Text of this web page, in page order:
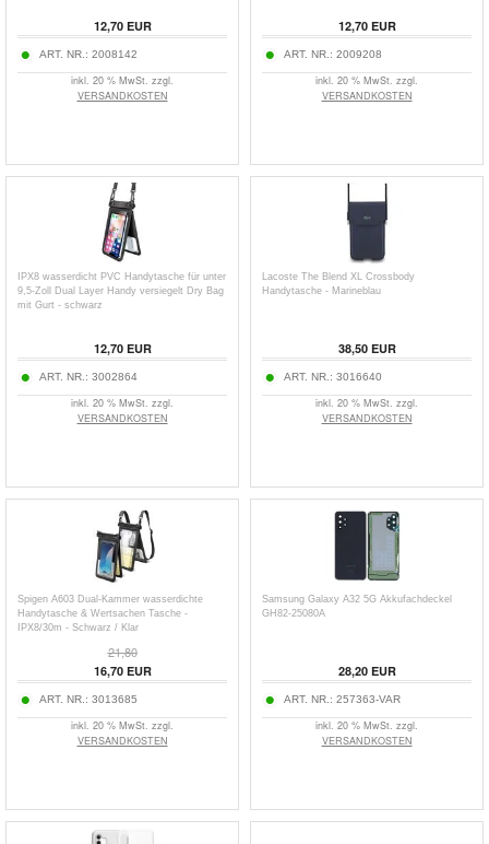
12,70EUR
ART. NR.: 2008142
inkl. 20 % MwSt. zzgl.
VERSANDKOSTEN
12,70EUR
ART. NR.: 2009208
inkl. 20 % MwSt. zzgl.
VERSANDKOSTEN
IPX8 wasserdicht PVC Handytasche für unter
9,5-Zoll Dual Layer Handy versiegelt Dry Bag
mit Gurt - schwarz
12,70EUR
ART. NR.: 3002864
inkl. 20 % MwSt. zzgl.
VERSANDKOSTEN
Lacoste The Blend XL Crossbody
Handytasche - Marineblau
38,50EUR
ART. NR.: 3016640
inkl. 20 % MwSt. zzgl.
VERSANDKOSTEN
Spigen A603 Dual-Kammer wasserdichte
Handytasche & Wertsachen Tasche -
IPX8/30m - Schwarz / Klar
21,80
16,70EUR
ART. NR.: 3013685
inkl. 20 % MwSt. zzgl.
VERSANDKOSTEN
Samsung Galaxy A32 5G Akkufachdeckel
GH82-25080A
28,20EUR
ART. NR.: 257363-VAR
inkl. 20 % MwSt. zzgl.
VERSANDKOSTEN